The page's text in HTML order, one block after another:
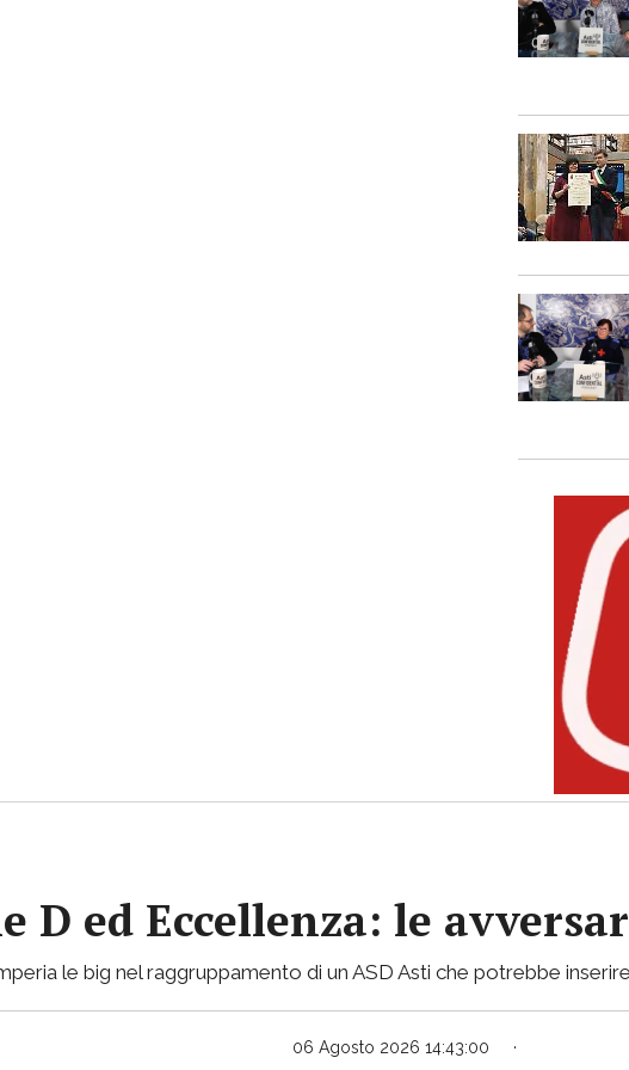
D ed Eccellenza: le
le big nel raggruppamento di un ASD Asti che potrebbe
06 Agosto 2026 14:43:00